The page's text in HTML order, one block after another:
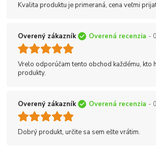
Kvalita produktu je primeraná, cena veľmi
Overený zákazník Overená recenzia -
Vrelo odporúčam tento obchod každému, kto
produkty.
Overený zákazník Overená recenzia -
Dobrý produkt, určite sa sem ešte vrátim.